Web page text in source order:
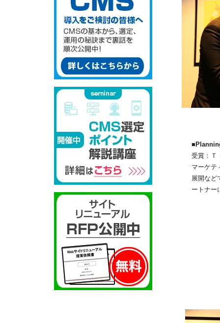
受賞：Ｔ
マーケテ
展開など
ートナー